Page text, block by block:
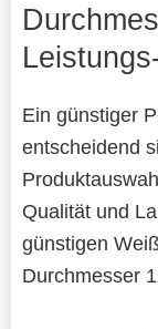
Ein günstiger
entscheidend
Qualität und
günstigen
Durchmesser